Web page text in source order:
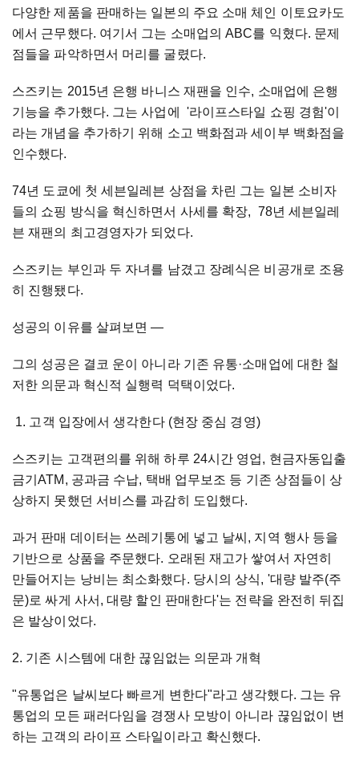
다양한 제품을 판매하는 일본의 주요 소매 체인 이토요카도
에서 근무했다. 여기서 그는 소매업의 ABC를 익혔다. 문제
점들을 파악하면서 머리를 굴렸다.
스즈키는 2015년 은행 바니스 재팬을 인수, 소매업에 은행
기능을 추가했다. 그는 사업에 '라이프스타일 쇼핑 경험'이
라는 개념을 추가하기 위해 소고 백화점과 세이부 백화점을
인수했다.
74년 도쿄에 첫 세븐일레븐 상점을 차린 그는 일본 소비자
들의 쇼핑 방식을 혁신하면서 사세를 확장, 78년 세븐일레
븐 재팬의 최고경영자가 되었다.
스즈키는 부인과 두 자녀를 남겼고 장례식은 비공개로 조용
히 진행됐다.
성공의 이유를 살펴보면 —
그의 성공은 결코 운이 아니라 기존 유통·소매업에 대한 철
저한 의문과 혁신적 실행력 덕택이었다.
1. 고객 입장에서 생각한다 (현장 중심 경영)
스즈키는 고객편의를 위해 하루 24시간 영업, 현금자동입출
금기ATM, 공과금 수납, 택배 업무보조 등 기존 상점들이 상
상하지 못했던 서비스를 과감히 도입했다.
과거 판매 데이터는 쓰레기통에 넣고 날씨, 지역 행사 등을
기반으로 상품을 주문했다. 오래된 재고가 쌓여서 자연히
만들어지는 낭비는 최소화했다. 당시의 상식, '대량 발주(주
문)로 싸게 사서, 대량 할인 판매한다'는 전략을 완전히 뒤집
은 발상이었다.
2. 기존 시스템에 대한 끊임없는 의문과 개혁
"유통업은 날씨보다 빠르게 변한다"라고 생각했다. 그는 유
통업의 모든 패러다임을 경쟁사 모방이 아니라 끊임없이 변
하는 고객의 라이프 스타일이라고 확신했다.